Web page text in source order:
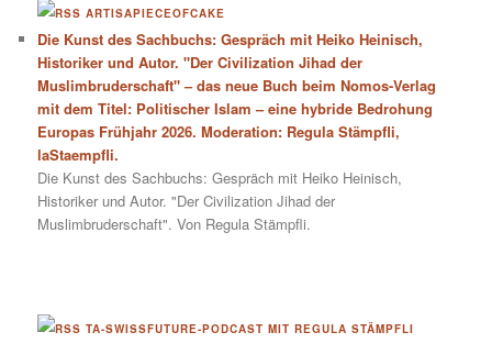
ARTISAPIECEOFCAKE
Die Kunst des Sachbuchs: Gespräch mit Heiko Heinisch,
Historiker und Autor. "Der Civilization Jihad der
Muslimbruderschaft" – das neue Buch beim Nomos-Verlag
mit dem Titel: Politischer Islam – eine hybride Bedrohung
Europas Frühjahr 2026. Moderation: Regula Stämpfli,
laStaempfli.
Die Kunst des Sachbuchs: Gespräch mit Heiko Heinisch,
Historiker und Autor. "Der Civilization Jihad der
Muslimbruderschaft". Von Regula Stämpfli.
TA-SWISSFUTURE-PODCAST MIT REGULA STÄMPFLI